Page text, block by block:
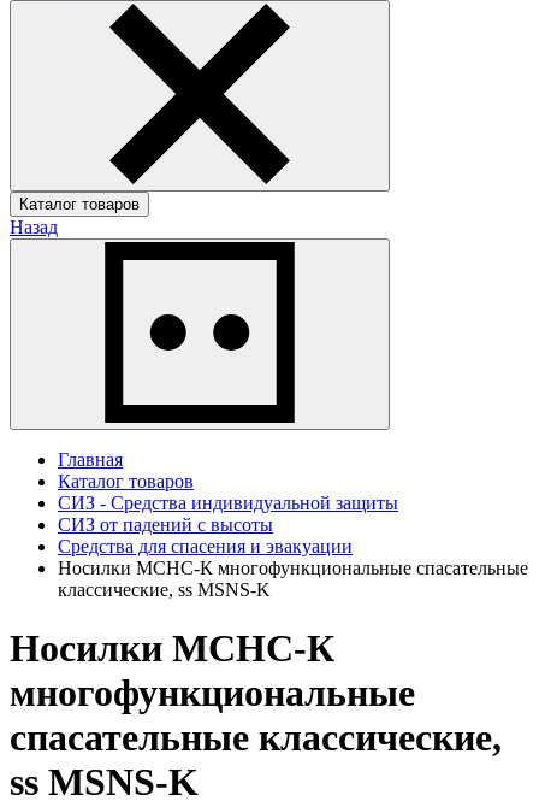
Каталог товаров
Назад
Главная
Каталог товаров
СИЗ - Средства индивидуальной защиты
СИЗ от падений с высоты
Средства для спасения и эвакуации
Носилки МСНС-К многофункциональные спасательные
классические, ss MSNS-K
Носилки МСНС-К
многофункциональные
спасательные классические,
ss MSNS-K